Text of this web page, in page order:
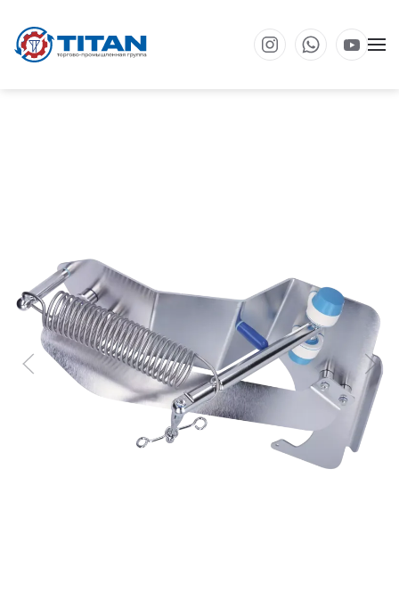
Перейти к основному содержанию